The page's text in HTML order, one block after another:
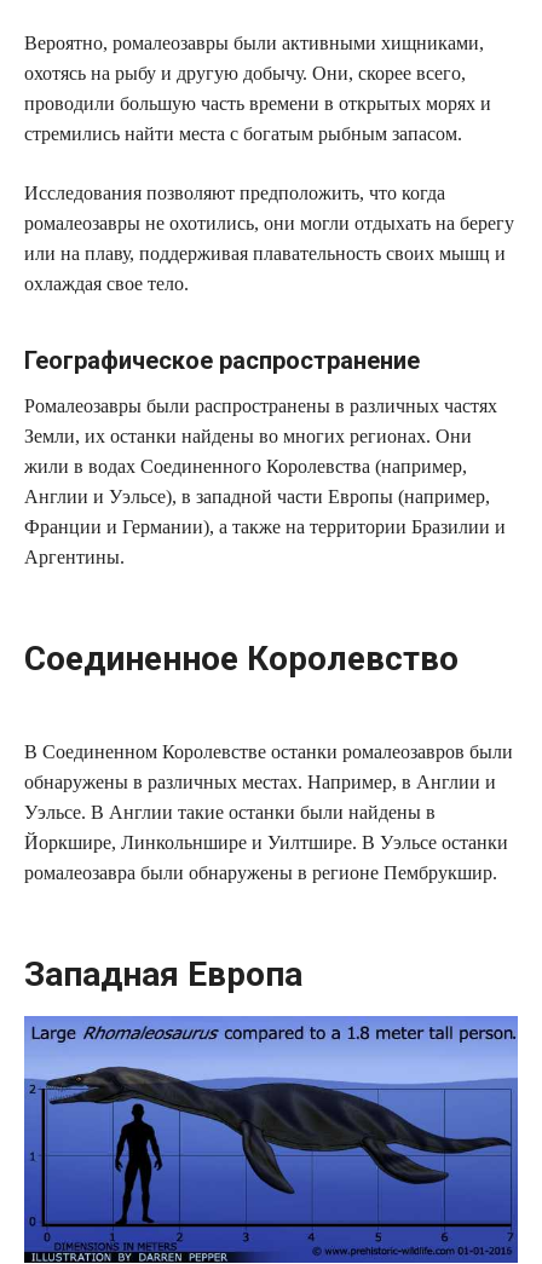
Вероятно, ромалеозавры были активными хищниками,
охотясь на рыбу и другую добычу. Они, скорее всего,
проводили большую часть времени в открытых морях и
стремились найти места с богатым рыбным запасом.
Исследования позволяют предположить, что когда
ромалеозавры не охотились, они могли отдыхать на берегу
или на плаву, поддерживая плавательность своих мышц и
охлаждая свое тело.
Географическое распространение
Ромалеозавры были распространены в различных частях
Земли, их останки найдены во многих регионах. Они
жили в водах Соединенного Королевства (например,
Англии и Уэльсе), в западной части Европы (например,
Франции и Германии), а также на территории Бразилии и
Аргентины.
Соединенное Королевство
В Соединенном Королевстве останки ромалеозавров были
обнаружены в различных местах. Например, в Англии и
Уэльсе. В Англии такие останки были найдены в
Йоркшире, Линкольншире и Уилтшире. В Уэльсе останки
ромалеозавра были обнаружены в регионе Пембрукшир.
Западная Европа